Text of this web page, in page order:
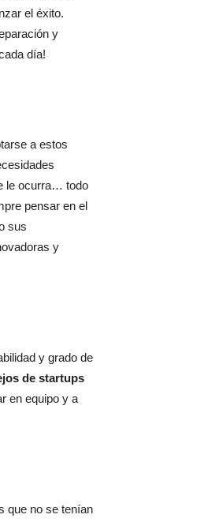
el éxito.
y
día!
a estos
le ocurra… todo
pensar en el
sus
y
y grado de
de startups
en equipo y a
que no se tenían